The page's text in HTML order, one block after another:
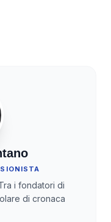
i fondatori di
di cronaca